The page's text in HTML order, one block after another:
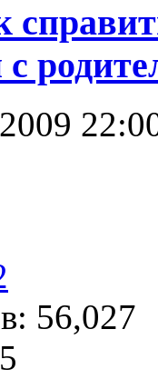
с
56,027